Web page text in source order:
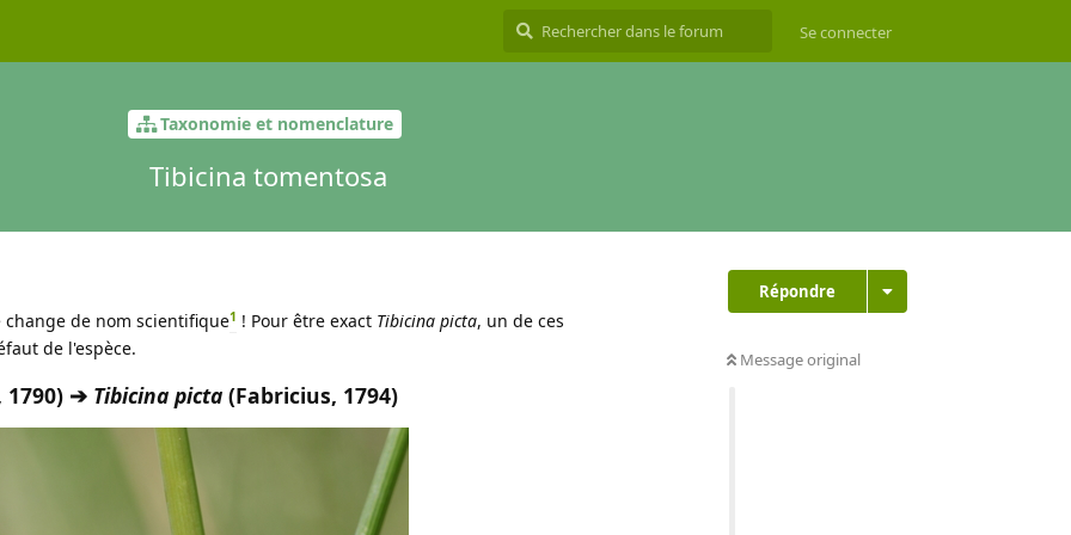
Se connecter
Taxonomie et nomenclature
Tibicina tomentosa
Répondre
Message original
change de nom scientifique1 ! Pour être exact Tibicina picta, un de ces
de l'espèce.
➔ Tibicina picta (Fabricius, 1794)